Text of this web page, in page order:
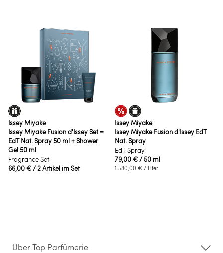
Issey Miyake
Issey Miyake Fusion d'Issey Set =
EdT Nat. Spray 50 ml + Shower
Gel 50 ml
Fragrance Set
66,00 €/ 2 Artikel im Set
Issey Miyake
Issey Miyake Fusion d'Issey EdT
Nat. Spray
EdT Spray
79,00 €/ 50 ml
1.580,00 € / Liter
Über Top Parfümerie